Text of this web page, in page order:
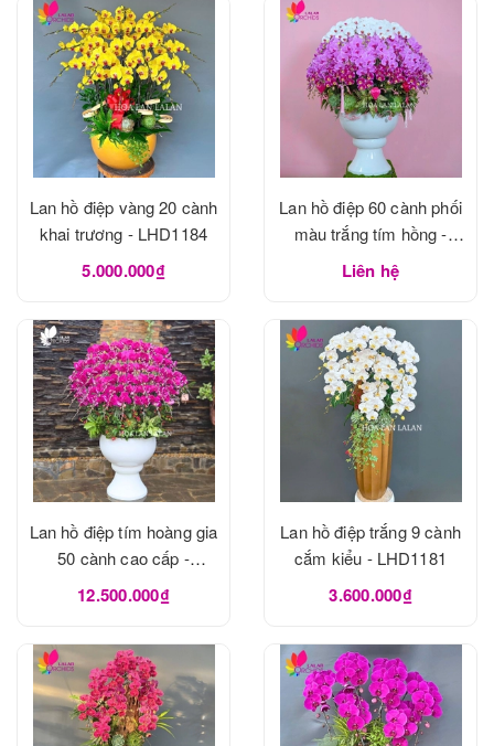
Lan hồ điệp vàng 20 cành
khai trương - LHD1184
5.000.000₫
Lan hồ điệp 60 cành phối
màu trắng tím hồng -
LHD1183
Liên hệ
Lan hồ điệp tím hoàng gia
50 cành cao cấp -
LHD1182
12.500.000₫
Lan hồ điệp trắng 9 cành
cắm kiểu - LHD1181
3.600.000₫